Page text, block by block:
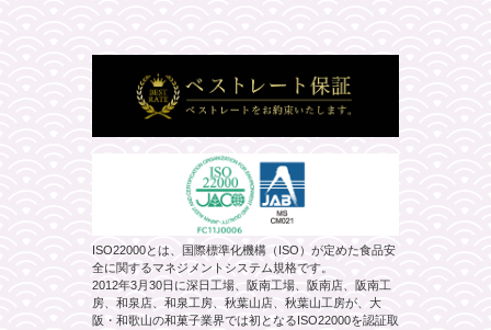
ISO22000とは、国際標準化機構（ISO）が定めた食品安
全に関するマネジメントシステム規格です。
2012年3月30日に深日工場、阪南工場、阪南店、阪南工
房、和泉店、和泉工房、秋葉山店、秋葉山工房が、大
阪・和歌山の和菓子業界では初となるISO22000を認証取